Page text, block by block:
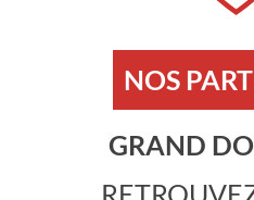
NOS
GRAND